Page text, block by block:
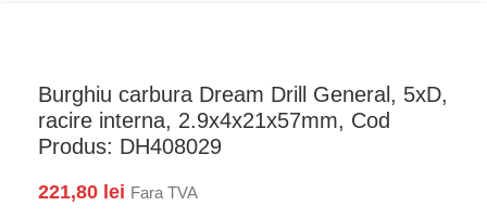
Burghiu carbura Dream Drill General, 5xD,
racire interna, 2.9x4x21x57mm, Cod
Produs: DH408029
221,80 lei Fara TVA